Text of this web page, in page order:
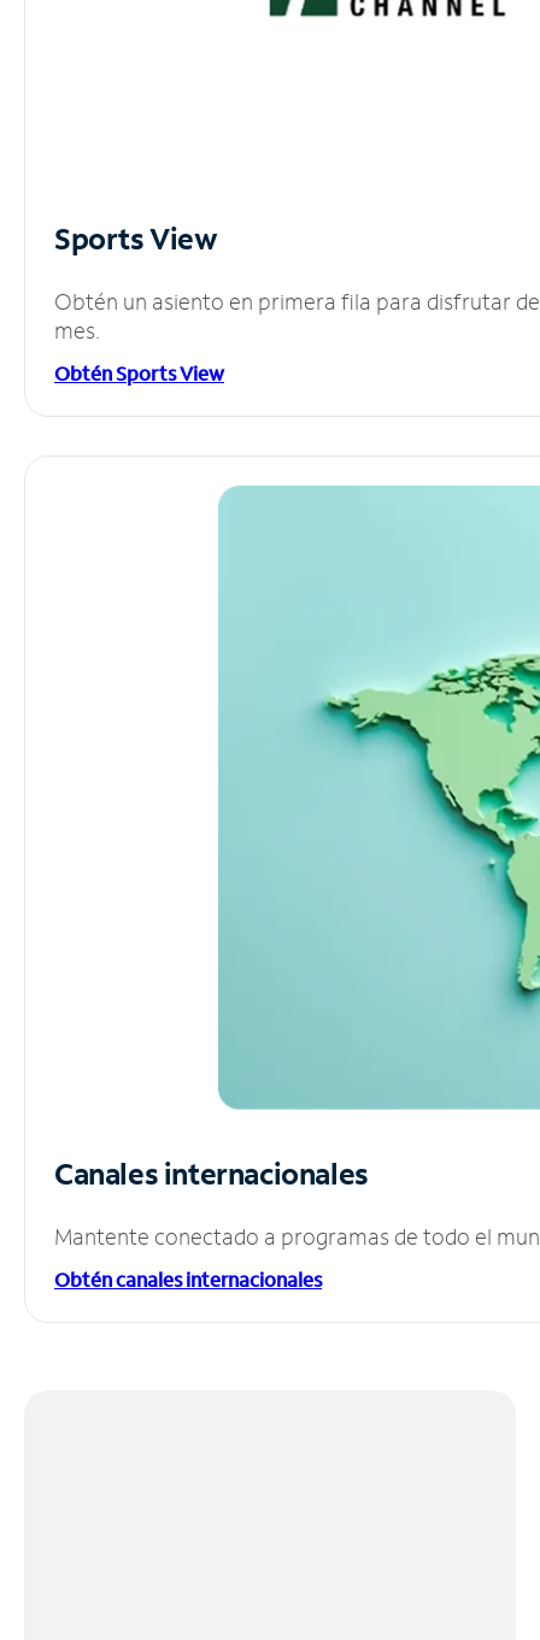
Sports View
Obtén un asiento en primera fila para disfrutar
mes.
Obtén Sports View
Canales internacionales
Mantente conectado a programas de todo el
Obtén canales internacionales